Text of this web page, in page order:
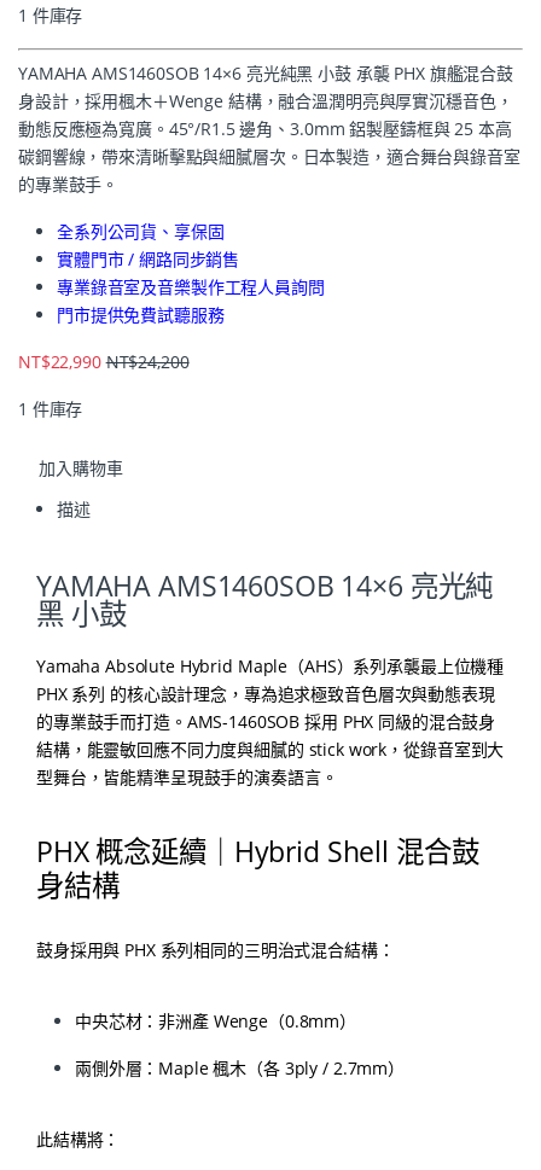
1 件庫存
YAMAHA AMS1460SOB 14×6 亮光純黑 小鼓 承襲 PHX 旗艦混合鼓
身設計，採用楓木＋Wenge 結構，融合溫潤明亮與厚實沉穩音色，
動態反應極為寬廣。45°/R1.5 邊角、3.0mm 鋁製壓鑄框與 25 本高
碳鋼響線，帶來清晰擊點與細膩層次。日本製造，適合舞台與錄音室
的專業鼓手。
全系列公司貨、享保固
實體門市 / 網路同步銷售
專業錄音室及音樂製作工程人員詢問
門市提供免費試聽服務
NT$22,990 NT$24,200
1 件庫存
加入購物車
描述
YAMAHA AMS1460SOB 14×6 亮光純
黑 小鼓
Yamaha Absolute Hybrid Maple（AHS）系列承襲最上位機種
PHX 系列 的核心設計理念，專為追求極致音色層次與動態表現
的專業鼓手而打造。 AMS-1460SOB 採用 PHX 同級的混合鼓身
結構，能靈敏回應不同力度與細膩的 stick work，從錄音室到大
型舞台，皆能精準呈現鼓手的演奏語言。
PHX 概念延續｜Hybrid Shell 混合鼓
身結構
鼓身採用與 PHX 系列相同的三明治式混合結構：
中央芯材：非洲產 Wenge（0.8mm）
兩側外層：Maple 楓木（各 3ply / 2.7mm）
此結構將：